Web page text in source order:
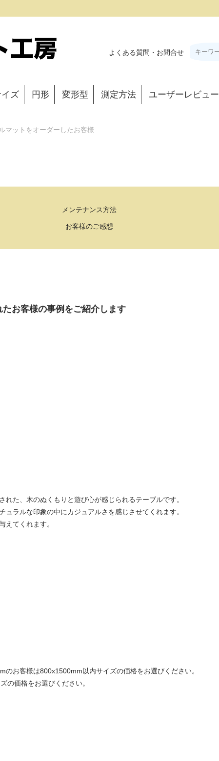
よくある質問・お問合せ
ズ 円形 変形型 測定方法 ユーザーレビュー
マットをオーダーしたお客様
メンテナンス方法
お客様のご感想
お客様の事例をご紹介します
た、木のぬくもりと遊び心が感じられるテーブルです。
ラルな印象の中にカジュアルさを感じさせてくれます。
えてくれます。
お客様は800x1500mm以内サイズの価格をお選びください。
の価格をお選びください。